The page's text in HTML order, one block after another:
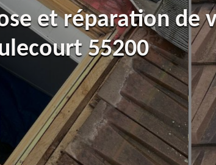
et réparation de
55200